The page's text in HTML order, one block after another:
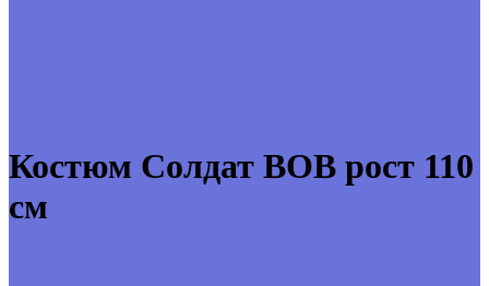
Костюм Солдат ВОВ рост 110
см